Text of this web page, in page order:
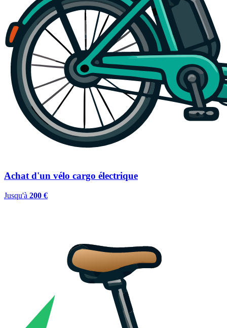
Achat d'un vélo cargo électrique
Jusqu'à 200 €